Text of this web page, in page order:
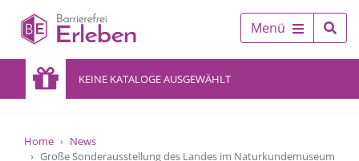
Menü
KEINE KATALOGE AUSGEWÄHLT
Home
News
Große Sonderausstellung des Landes im Naturkundemuseum